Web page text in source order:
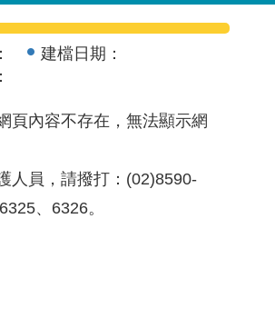
建檔日期：
頁內容不存在，無法顯示網
人員，請撥打：(02)8590-
、6326。